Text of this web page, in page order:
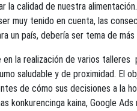
calidad de nuestra
muy tenido en cuenta, las
un país, debería ser tema de
en la realización de varios
saludable y de proximidad.
de cómo sus decisiones a la
konkurencinga kaina, Google